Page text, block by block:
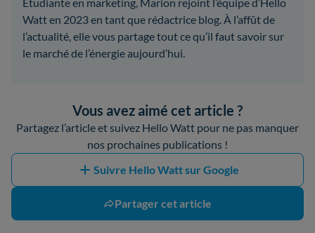
Étudiante en marketing, Marion rejoint l’équipe d’Hello
Watt en 2023 en tant que rédactrice blog. À l’affût de
l’actualité, elle vous partage tout ce qu’il faut savoir sur
le marché de l’énergie aujourd’hui.
Vous avez aimé cet article ?
Partagez l’article et suivez Hello Watt pour ne pas manquer
nos prochaines publications !
Suivre Hello Watt sur Google
Partager cet article